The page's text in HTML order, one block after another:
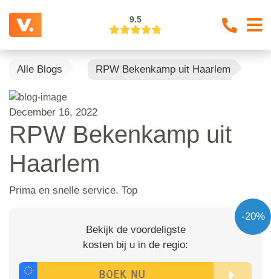
9.5
Alle Blogs RPW Bekenkamp uit Haarlem
December 16, 2022
RPW Bekenkamp uit
Haarlem
Prima en snelle service. Top
-20%
Bekijk de voordeligste
kosten bij u in de regio: